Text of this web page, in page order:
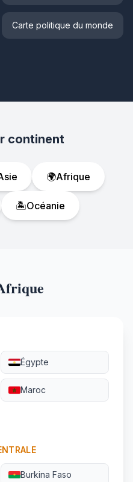
Carte politique du monde
continent
🌍Afrique
🏝️Océanie
Égypte
Maroc
Burkina Faso